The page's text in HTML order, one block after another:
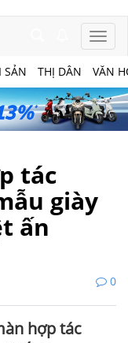
SẢN THỊ DÂN VĂN
tác
giày
ấn
0
hợp tác